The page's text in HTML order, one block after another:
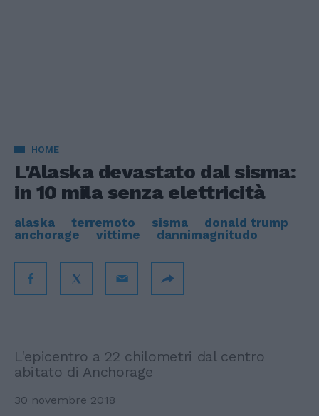
HOME
L'Alaska devastato dal sisma:
in 10 mila senza elettricità
alaska terremoto sisma
donald trump
anchorage
vittime dannimagnitudo
L'epicentro a 22 chilometri dal centro
abitato di Anchorage
30 novembre 2018